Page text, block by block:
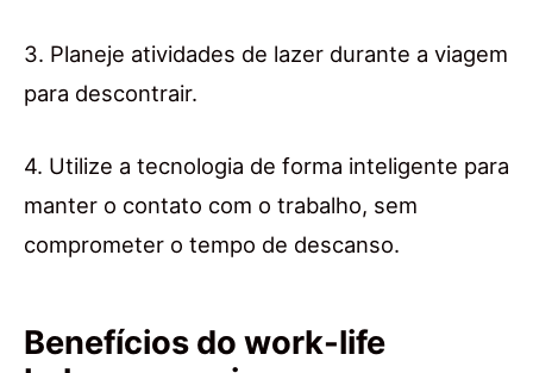
3. Planeje atividades de lazer durante a viagem
para descontrair.
4. Utilize a tecnologia de forma inteligente para
manter o contato com o trabalho, sem
comprometer o tempo de descanso.
Benefícios do work-life